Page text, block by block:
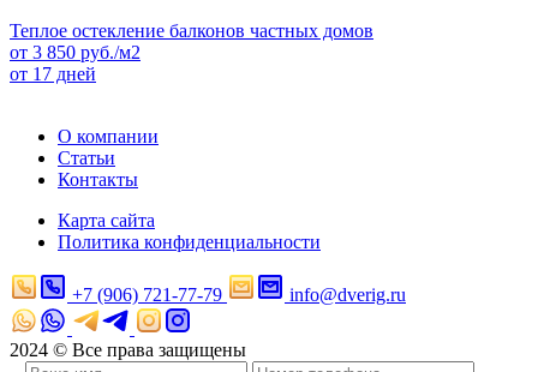
Теплое остекление балконов частных домов
от 3 850 руб./м2
от 17 дней
О компании
Статьи
Контакты
Карта сайта
Политика конфиденциальности
+7 (906) 721-77-79 info@dverig.ru
2024 © Все права защищены